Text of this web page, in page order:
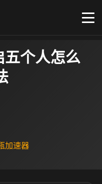
个人怎么
加速器